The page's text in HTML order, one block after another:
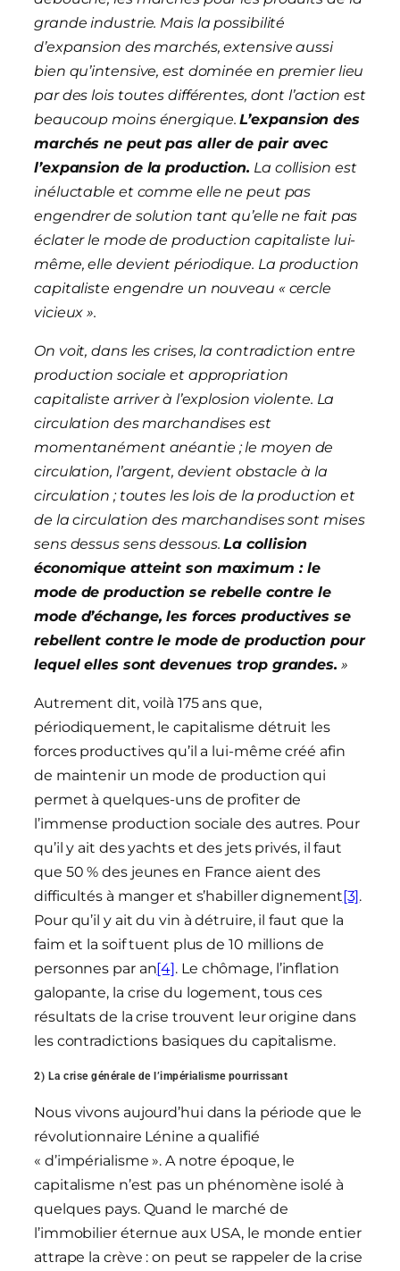
grande industrie. Mais la possibilité
d’expansion des marchés, extensive aussi
bien qu’intensive, est dominée en premier lieu
par des lois toutes différentes, dont l’action est
beaucoup moins énergique.L’expansion des
marchés ne peut pas aller de pair avec
l’expansion de la production. La collision est
inéluctable et comme elle ne peut pas
engendrer de solution tant qu’elle ne fait pas
éclater le mode de production capitaliste lui-
même, elle devient périodique. La production
capitaliste engendre un nouveau « cercle
vicieux ».
On voit, dans les crises, la contradiction entre
production sociale et appropriation
capitaliste arriver à l’explosion violente. La
circulation des marchandises est
momentanément anéantie ; le moyen de
circulation, l’argent, devient obstacle à la
circulation ; toutes les lois de la production et
de la circulation des marchandises sont mises
sens dessus sens dessous.La collision
économique atteint son maximum : le
mode de production se rebelle contre le
mode d’échange, les forces productives se
rebellent contre le mode de production pour
lequel elles sont devenues trop grandes. »
Autrement dit, voilà 175 ans que,
périodiquement, le capitalisme détruit les
forces productives qu’il a lui-même créé afin
de maintenir un mode de production qui
permet à quelques-uns de profiter de
l’immense production sociale des autres. Pour
qu’il y ait des yachts et des jets privés, il faut
que 50 % des jeunes en France aient des
difficultés à manger et s’habiller dignement[3].
Pour qu’il y ait du vin à détruire, il faut que la
faim et la soif tuent plus de 10 millions de
personnes par an[4]. Le chômage, l’inflation
galopante, la crise du logement, tous ces
résultats de la crise trouvent leur origine dans
les contradictions basiques du capitalisme.
2) La crise générale de l’impérialisme pourrissant
Nous vivons aujourd’hui dans la période que le
révolutionnaire Lénine a qualifié
« d’impérialisme ». A notre époque, le
capitalisme n’est pas un phénomène isolé à
quelques pays. Quand le marché de
l’immobilier éternue aux USA, le monde entier
attrape la crève : on peut se rappeler de la crise